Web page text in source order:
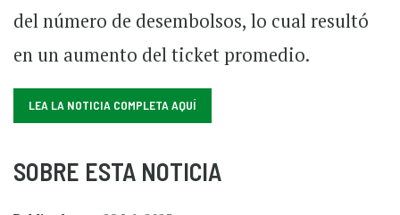
del número de desembolsos, lo cual resultó
en un aumento del ticket promedio.
LEA LA NOTICIA COMPLETA AQUÍ
SOBRE ESTA NOTICIA